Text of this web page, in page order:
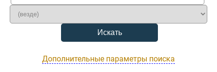
Дополнительные параметры поиска